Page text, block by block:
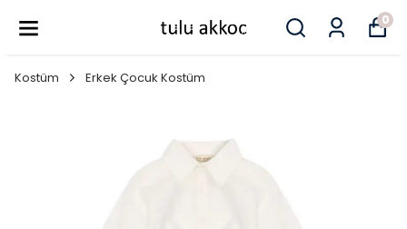
0
Kostüm Erkek Çocuk Kostüm